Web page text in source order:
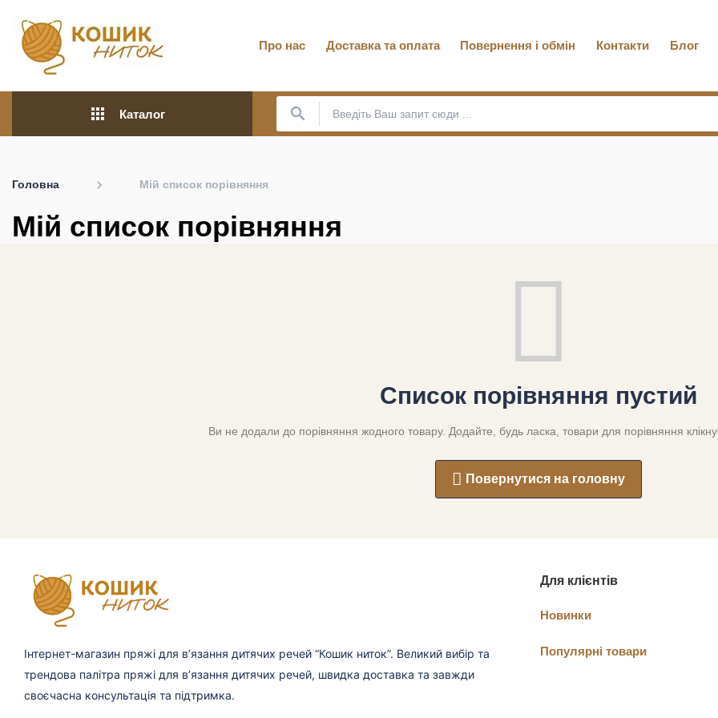
Про нас Доставка та оплата Повернення і обмін Контакти Блог
apps Каталог search
Головна Мій список порівняння
Мій список порівняння
Список порівняння пустий
Ви не додали до порівняння жодного товару. Додайте, будь ласка, товари для порівняння
Повернутися на головну
Інтернет-магазин пряжі для в’язання дитячих речей “Кошик ниток”. Великий вибір та
трендова палітра пряжі для в’язання дитячих речей, швидка доставка та завжди
своєчасна консультація та підтримка.
Для клієнтів
Новинки
Популярні товари